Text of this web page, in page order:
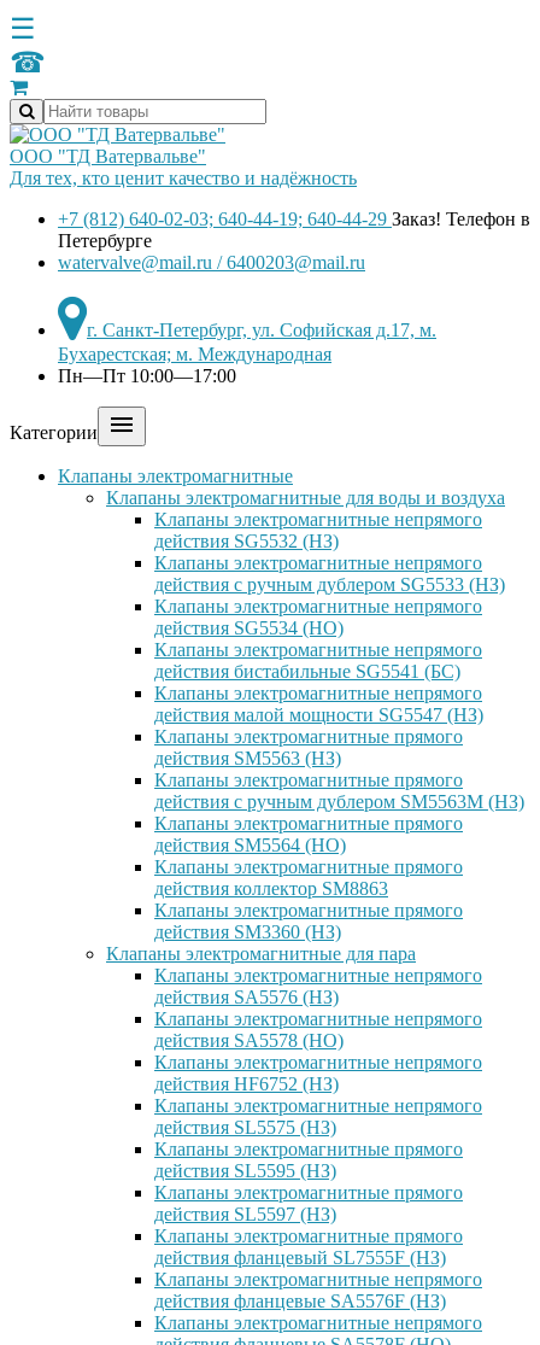
☰
☎
ООО "ТД Ватервальве"
Для тех, кто ценит качество и надёжность
+7 (812) 640-02-03; 640-44-19; 640-44-29 Заказ! Телефон в
Петербурге
watervalve@mail.ru / 6400203@mail.ru
г. Санкт-Петербург, ул. Софийская д.17, м.
Бухарестская; м. Международная
Пн—Пт 10:00—17:00
Категории 
Клапаны электромагнитные
Клапаны электромагнитные для воды и воздуха
Клапаны электромагнитные непрямого
действия SG5532 (НЗ)
Клапаны электромагнитные непрямого
действия с ручным дублером SG5533 (НЗ)
Клапаны электромагнитные непрямого
действия SG5534 (НО)
Клапаны электромагнитные непрямого
действия бистабильные SG5541 (БС)
Клапаны электромагнитные непрямого
действия малой мощности SG5547 (НЗ)
Клапаны электромагнитные прямого
действия SM5563 (НЗ)
Клапаны электромагнитные прямого
действия с ручным дублером SM5563M (НЗ)
Клапаны электромагнитные прямого
действия SM5564 (НО)
Клапаны электромагнитные прямого
дейcтвия коллектор SM8863
Клапаны электромагнитные прямого
действия SM3360 (НЗ)
Клапаны электромагнитные для пара
Клапаны электромагнитные непрямого
действия SA5576 (НЗ)
Клапаны электромагнитные непрямого
действия SA5578 (НО)
Клапаны электромагнитные непрямого
действия HF6752 (НЗ)
Клапаны электромагнитные непрямого
действия SL5575 (НЗ)
Клапаны электромагнитные прямого
действия SL5595 (НЗ)
Клапаны электромагнитные прямого
действия SL5597 (НЗ)
Клапаны электромагнитные прямого
действия фланцевый SL7555F (НЗ)
Клапаны электромагнитные непрямого
действия фланцевые SA5576F (НЗ)
Клапаны электромагнитные непрямого